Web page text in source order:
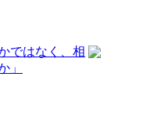
ではなく、相
」